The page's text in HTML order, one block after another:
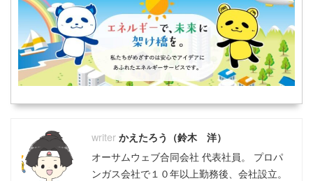
かえたろう（鈴木 洋）
オーサムウェブ合同会社 代表社員。 プロパ
ンガス会社で１０年以上勤務後、会社設立。